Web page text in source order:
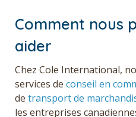
Comment nous
aider
Chez Cole International,
services de conseil en
de transport de
les entreprises